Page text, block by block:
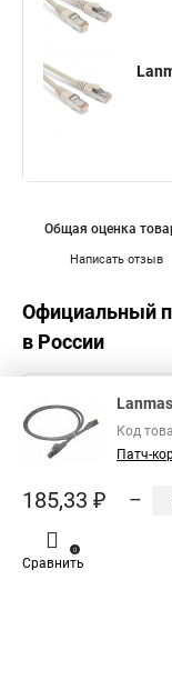
Написать отзыв
Общая оценка
Официальный
в России
Код
Патч-
185,33 ₽ –
Сравнить
0